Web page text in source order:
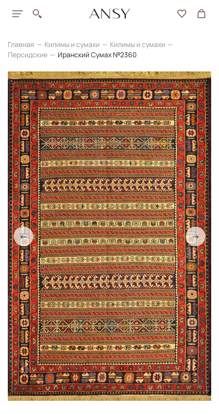
Главная Килимы и сумахи
Килимы и сумахи
Персидские
Иранский Сумах №2360
← →